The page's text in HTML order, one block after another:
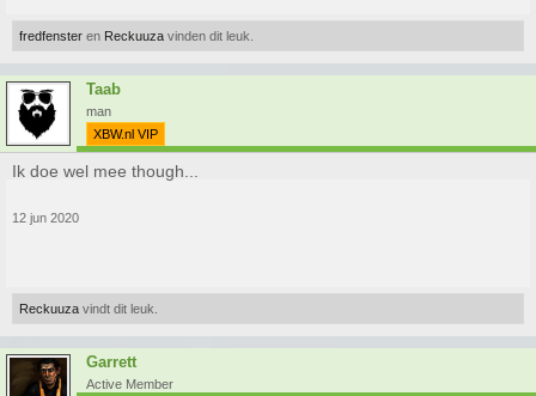
fredfenster en Reckuuza vinden dit leuk.
Taab
man
XBW.nl VIP
Ik doe wel mee though...
12 jun 2020
Reckuuza vindt dit leuk.
Garrett
Active Member